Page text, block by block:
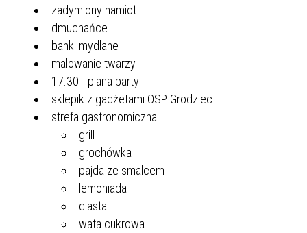
zadymiony namiot
dmuchańce
banki mydlane
malowanie twarzy
17.30 - piana party
sklepik z gadżetami OSP Grodziec
strefa gastronomiczna:
grill
grochówka
pajda ze smalcem
lemoniada
ciasta
wata cukrowa